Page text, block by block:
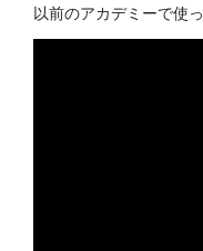
以前のアカデミーで使